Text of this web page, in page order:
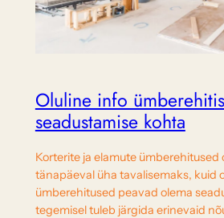
Oluline info
seadustamise kohta
Korterite ja elamute ümberehitused
tänapäeval üha tavalisemaks, kuid
ümberehitused peavad olema
tegemisel tuleb järgida erinevaid